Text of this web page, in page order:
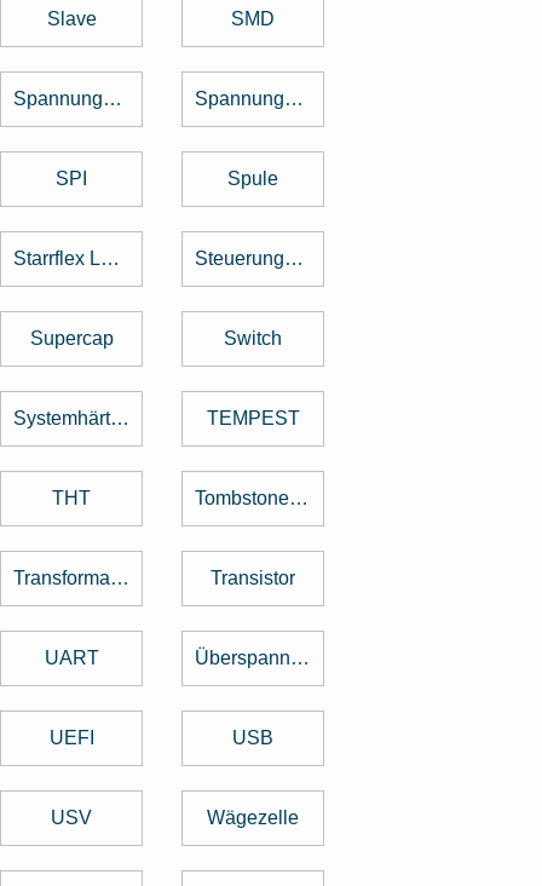
Slave SMD
Spannungsregler Spannungswandler
SPI Spule
Starrflex Leiterplatten Steuerungstechnik
Supercap Switch
Systemhärtung TEMPEST
THT Tombstone Effekt
Transformator Transistor
UART Überspannungsschutz
UEFI USB
USV Wägezelle